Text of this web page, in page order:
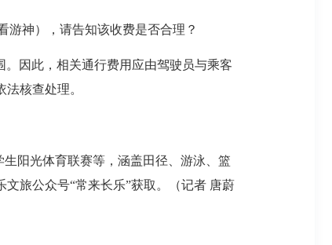
游神），请告知该收费是否合理？
因此，相关通行费用应由驾驶员与乘客
核查处理。
阳光体育联赛等，涵盖田径、游泳、篮
旅公众号“常来长乐”获取。（记者 唐蔚